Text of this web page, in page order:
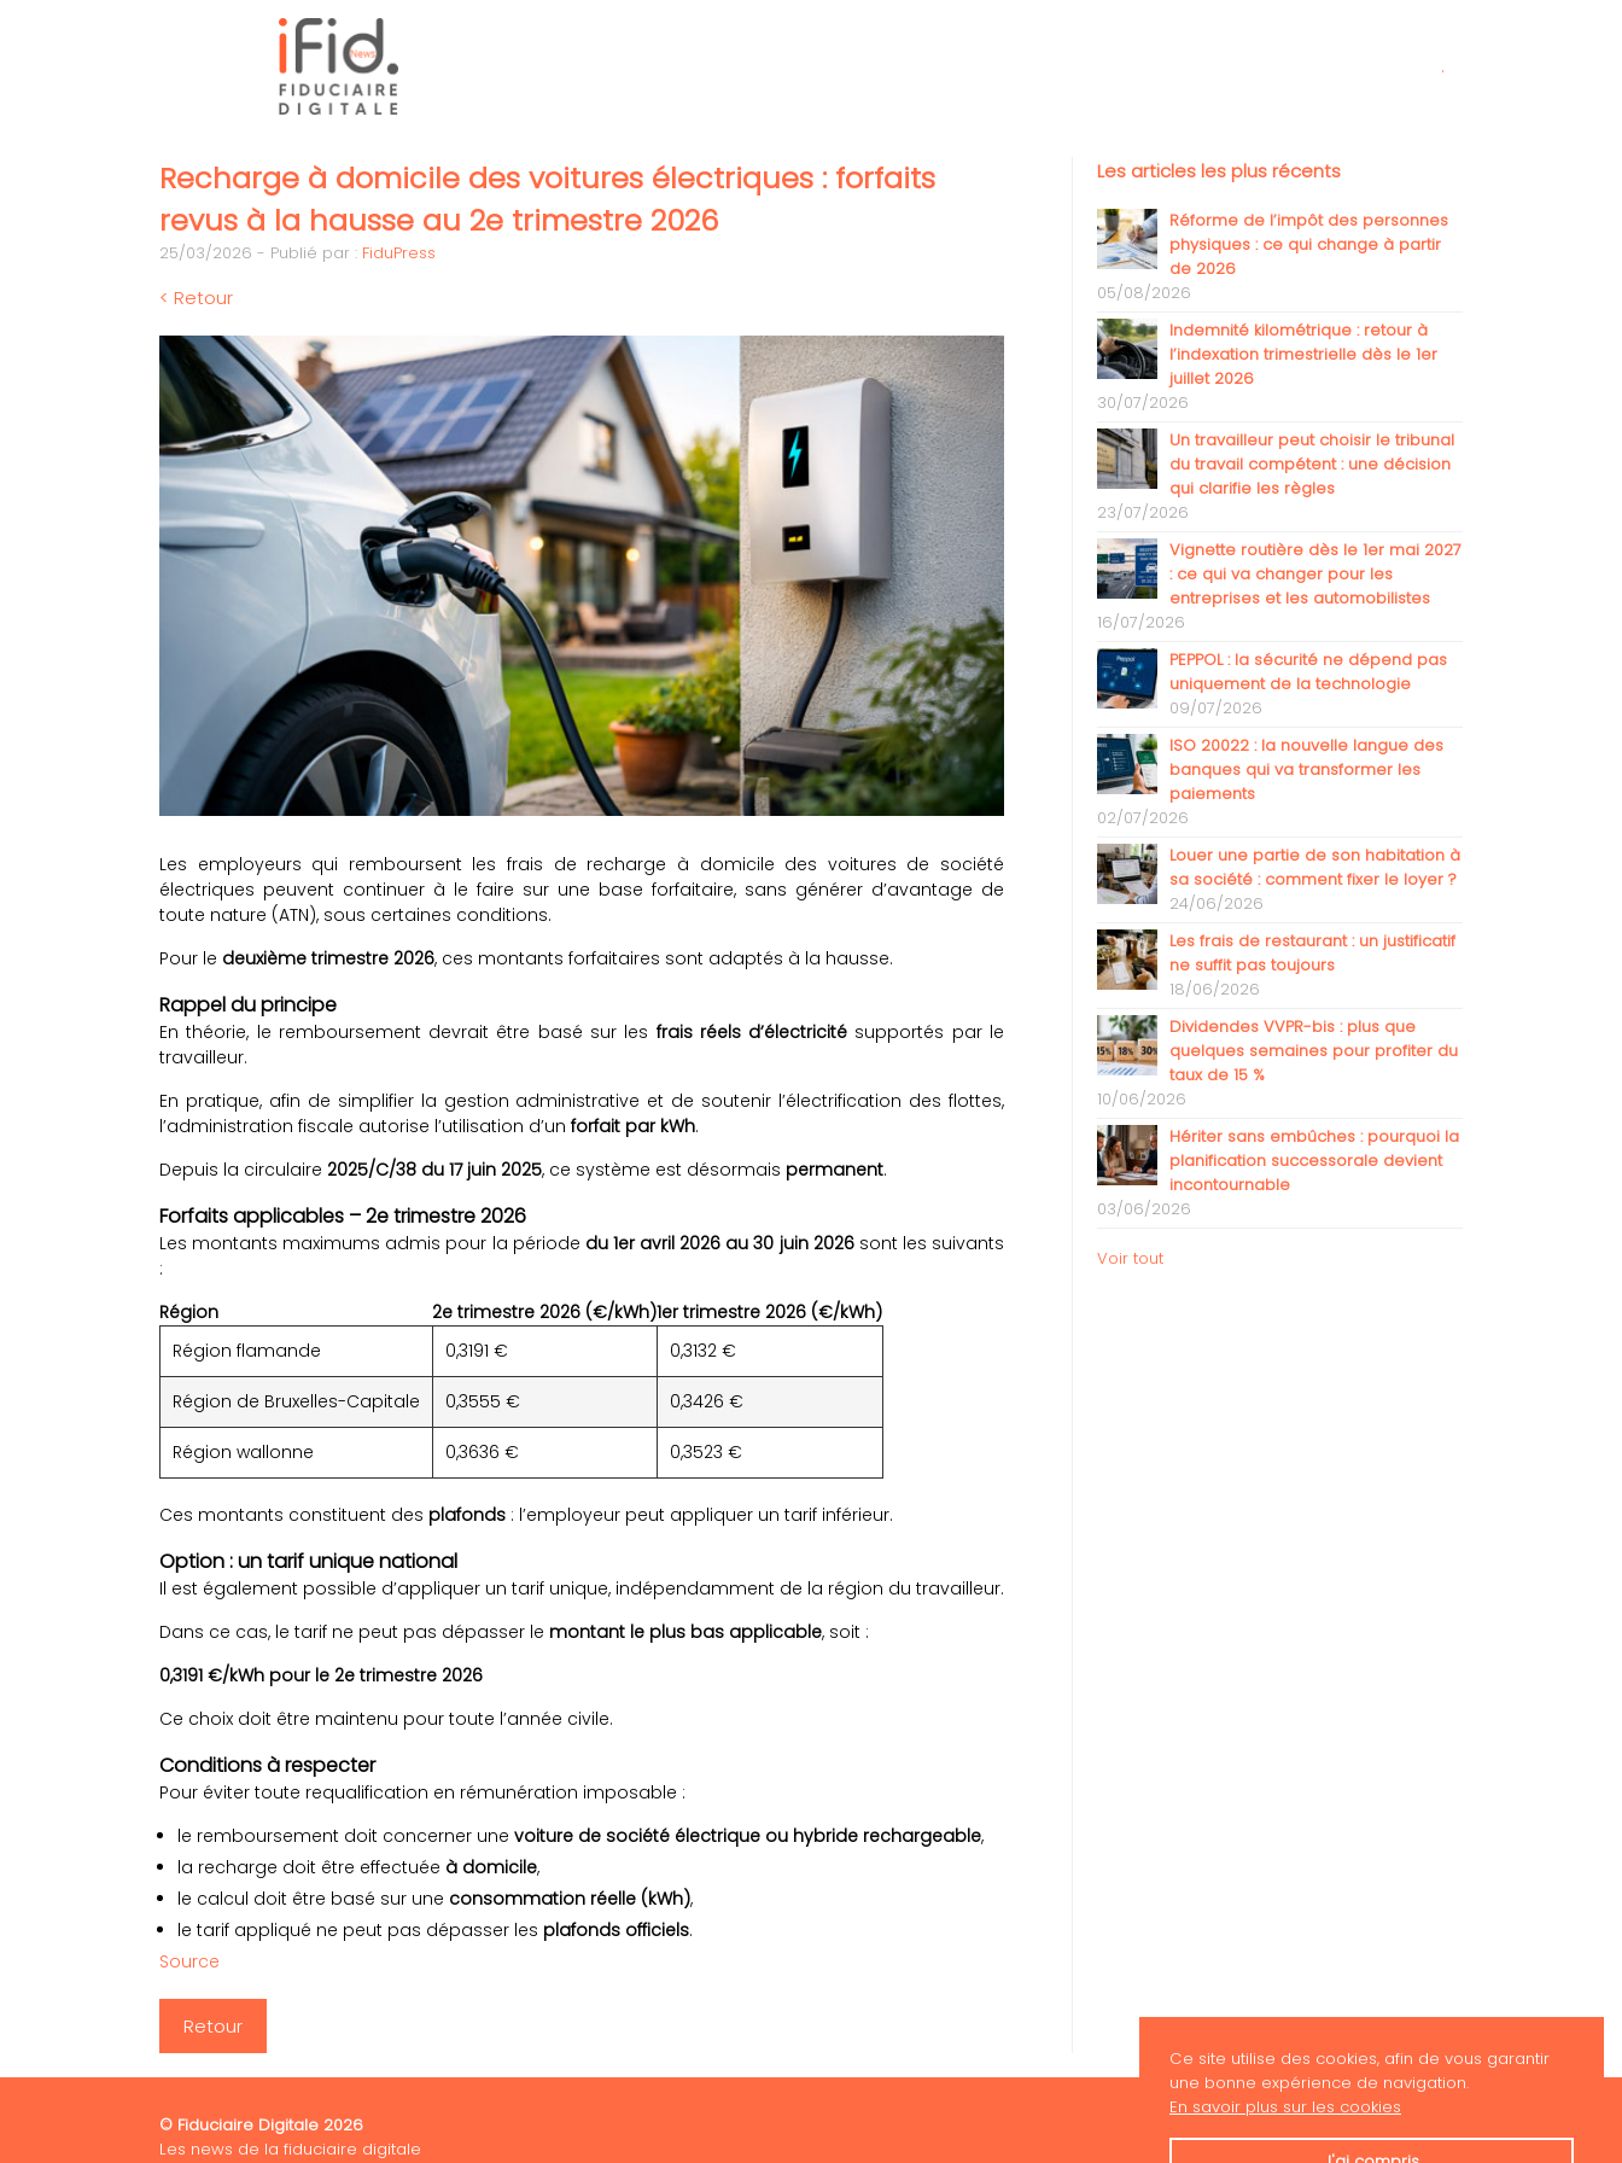
.
Recharge à domicile des voitures électriques : forfaits
revus à la hausse au 2e trimestre 2026
25/03/2026 - Publié par : FiduPress
< Retour
Les employeurs qui remboursent les frais de recharge à domicile des voitures de société
électriques peuvent continuer à le faire sur une base forfaitaire, sans générer d’avantage de
toute nature (ATN), sous certaines conditions.
Pour le deuxième trimestre 2026, ces montants forfaitaires sont adaptés à la hausse.
Rappel du principe
En théorie, le remboursement devrait être basé sur les frais réels d’électricité supportés par le
travailleur.
En pratique, afin de simplifier la gestion administrative et de soutenir l’électrification des flottes,
l’administration fiscale autorise l’utilisation d’un forfait par kWh.
Depuis la circulaire 2025/C/38 du 17 juin 2025, ce système est désormais permanent.
Forfaits applicables – 2e trimestre 2026
Les montants maximums admis pour la période du 1er avril 2026 au 30 juin 2026sont les suivants
:
Région
2e trimestre 2026 (€/kWh)1er trimestre 2026 (€/kWh)
Région flamande
0,3191 € 0,3132 €
Région de Bruxelles-Capitale 0,3555 € 0,3426 €
Région wallonne 0,3636 € 0,3523 €
Ces montants constituent des plafonds : l’employeur peut appliquer un tarif inférieur.
Option : un tarif unique national
Il est également possible d’appliquer un tarif unique, indépendamment de la région du travailleur.
Dans ce cas, le tarif ne peut pas dépasser le montant le plus bas applicable, soit :
0,3191 €/kWh pour le 2e trimestre 2026
Ce choix doit être maintenu pour toute l’année civile.
Conditions à respecter
Pour éviter toute requalification en rémunération imposable :
le remboursement doit concerner une voiture de société électrique ou hybride rechargeable,
la recharge doit être effectuée à domicile,
le calcul doit être basé sur une consommation réelle (kWh),
le tarif appliqué ne peut pas dépasser les plafonds officiels.
Source
Retour
Les articles les plus récents
Réforme de l’impôt des personnes
physiques : ce qui change à partir
de 2026
05/08/2026
Indemnité kilométrique : retour à
l’indexation trimestrielle dès le 1er
juillet 2026
30/07/2026
Un travailleur peut choisir le tribunal
du travail compétent : une décision
qui clarifie les règles
23/07/2026
Vignette routière dès le 1er mai 2027
: ce qui va changer pour les
entreprises et les automobilistes
16/07/2026
PEPPOL : la sécurité ne dépend pas
uniquement de la technologie
09/07/2026
ISO 20022 : la nouvelle langue des
banques qui va transformer les
paiements
02/07/2026
Louer une partie de son habitation à
sa société : comment fixer le loyer ?
24/06/2026
Les frais de restaurant : un justificatif
ne suffit pas toujours
18/06/2026
Dividendes VVPR-bis : plus que
quelques semaines pour profiter du
taux de 15 %
10/06/2026
Hériter sans embûches : pourquoi la
planification successorale devient
incontournable
03/06/2026
Voir tout
© Fiduciaire Digitale 2026
Les news de la fiduciaire digitale
Ce site utilise des cookies, afin de vous garantir
une bonne expérience de navigation.
En savoir plus sur les cookies